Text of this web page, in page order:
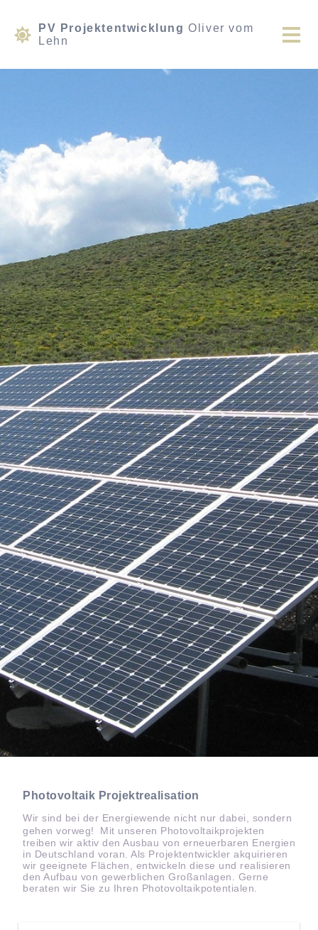
PV Projektentwicklung Oliver vom
Lehn
Photovoltaik Projektrealisation
Wir sind bei der Energiewende nicht nur dabei, sondern
gehen vorweg! Mit unseren Photovoltaikprojekten
treiben wir aktiv den Ausbau von erneuerbaren Energien
in Deutschland voran. Als Projektentwickler akquirieren
wir geeignete Flächen, entwickeln diese und realisieren
den Aufbau von gewerblichen Großanlagen. Gerne
beraten wir Sie zu Ihren Photovoltaikpotentialen.